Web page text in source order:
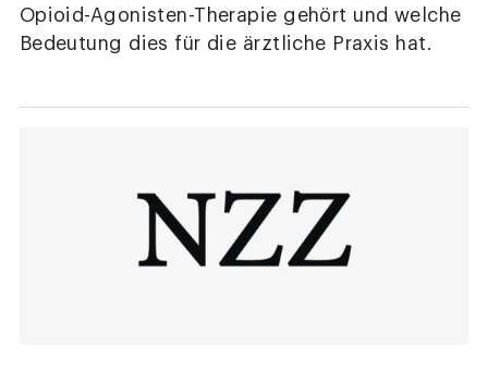
Opioid-Agonisten-Therapie gehört und welche
Bedeutung dies für die ärztliche Praxis hat.